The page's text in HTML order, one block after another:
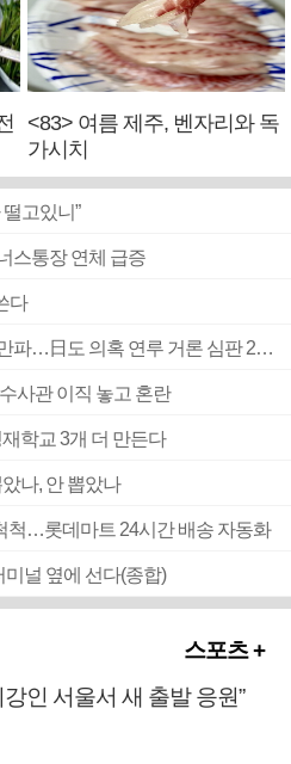
<83> 여름 제주, 벤자리와 독
가시치
고있니”
스통장 연체 급증
다
■ 축구협회 ‘성 접대’ 의혹 일파만파…日도 의혹 연루 거론 심판 2명 조사
사관 이직 놓고 혼란
학교 3개 더 만든다
나, 안 뽑았나
척…롯데마트 24시간 배송 자동화
널 옆에 선다(종합)
스포츠 +
강인 서울서 새 출발 응원”